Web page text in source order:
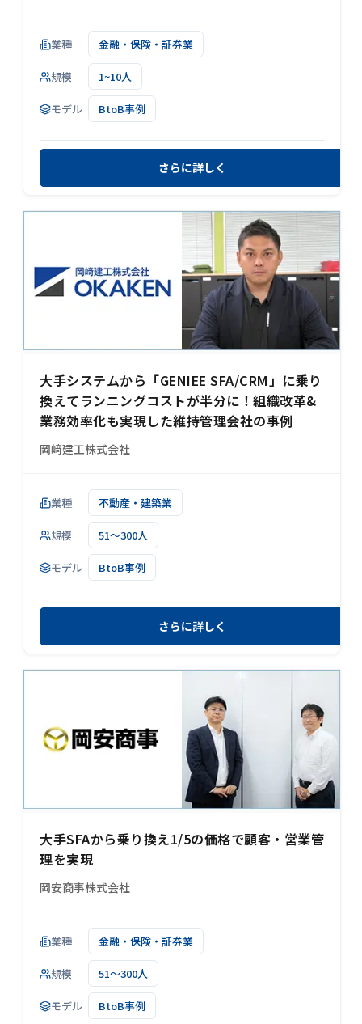
業種 金融・保険・証券業
規模 1~10人
モデル BtoB事例
さらに詳しく
大手システムから「GENIEE SFA/CRM」に乗り
換えてランニングコストが半分に！組織改革&
業務効率化も実現した維持管理会社の事例
岡﨑建工株式会社
業種 不動産・建築業
規模 51～300人
モデル BtoB事例
さらに詳しく
大手SFAから乗り換え1/5の価格で顧客・営業管
理を実現
岡安商事株式会社
業種 金融・保険・証券業
規模 51～300人
モデル BtoB事例